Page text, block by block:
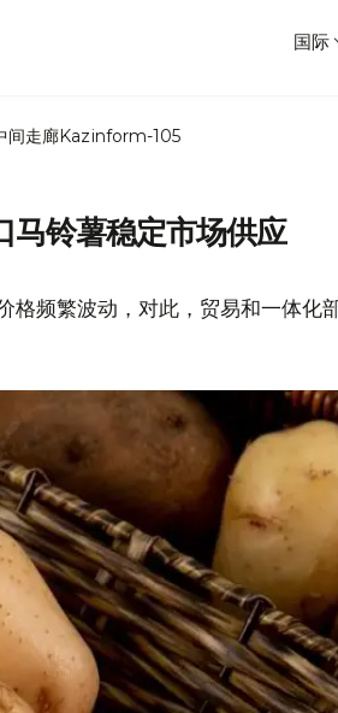
国际
间走廊Kazinform-105
马铃薯稳定市场供应
格频繁波动，对此，贸易和一体化